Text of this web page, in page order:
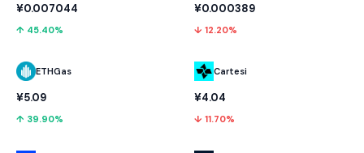
¥0.007044
↑ 45.40%
ETHGas
¥5.09
↑ 39.90%
¥0.000389
↓ 12.20%
Cartesi
¥4.04
↓ 11.70%